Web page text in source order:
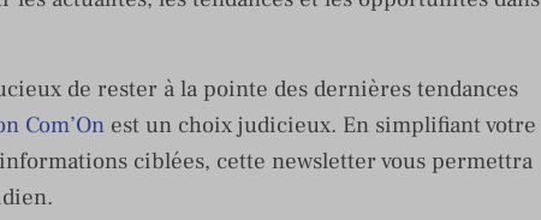
de rester à la pointe des dernières tendances
Com’On est un choix judicieux. En simplifiant votre
ciblées, cette newsletter vous permettra